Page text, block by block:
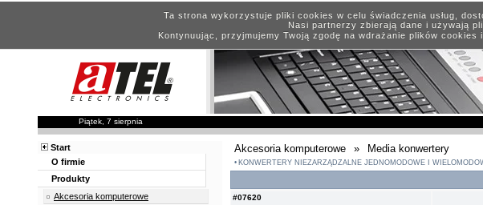
Ta strona wykorzystuje pliki cookies w celu świadczenia usług,
Nasi partnerzy zbierają dane i używają
Kontynuując, przyjmujemy Twoją zgodę na wdrażanie plików
Piątek, 7 sierpnia
Akcesoria komputerowe » Media konwertery
KONWERTERY NIEZARZĄDZALNE JEDNOMODOWE I
#07620
Start
O firmie
Produkty
Akcesoria komputerowe